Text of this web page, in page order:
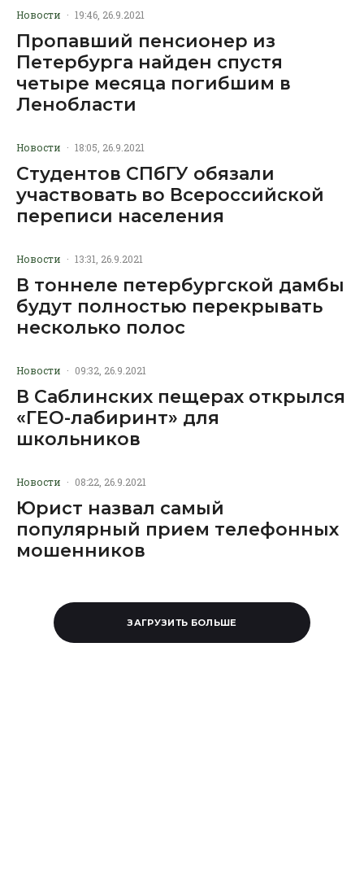
Новости · 19:46, 26.9.2021
Пропавший пенсионер из
Петербурга найден спустя
четыре месяца погибшим в
Ленобласти
Новости · 18:05, 26.9.2021
Студентов СПбГУ обязали
участвовать во Всероссийской
переписи населения
Новости · 13:31, 26.9.2021
В тоннеле петербургской дамбы
будут полностью перекрывать
несколько полос
Новости · 09:32, 26.9.2021
В Саблинских пещерах открылся
«ГЕО-лабиринт» для
школьников
Новости · 08:22, 26.9.2021
Юрист назвал самый
популярный прием телефонных
мошенников
ЗАГРУЗИТЬ БОЛЬШЕ